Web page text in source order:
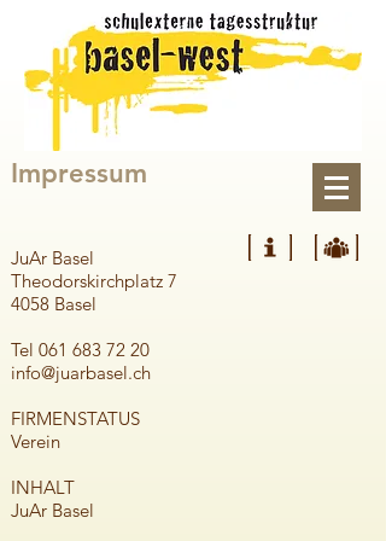
Impressum
JuAr Basel
Theodorskirchplatz 7
4058 Basel
Tel 061 683 72 20
info@juarbasel.ch
FIRMENSTATUS
Verein
INHALT
JuAr Basel